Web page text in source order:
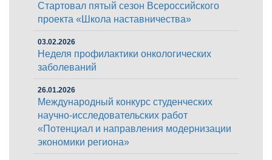
Стартовал пятый сезон Всероссийского
проекта «Школа наставничества»
03.02.2026
Неделя профилактики онкологических
заболеваний
26.01.2026
Международный конкурс студенческих
научно-исследовательских работ
«Потенциал и направления модернизации
экономики региона»